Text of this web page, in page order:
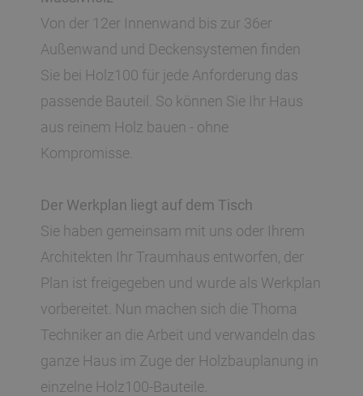
Von der 12er Innenwand bis zur 36er
Außenwand und Deckensystemen finden
Sie bei Holz100 für jede Anforderung das
passende Bauteil. So können Sie Ihr Haus
aus reinem Holz bauen - ohne
Kompromisse.
Der Werkplan liegt auf dem Tisch
Sie haben gemeinsam mit uns oder Ihrem
Architekten Ihr Traumhaus entworfen, der
Plan ist freigegeben und wurde als Werkplan
vorbereitet. Nun machen sich die Thoma
Techniker an die Arbeit und verwandeln das
ganze Haus im Zuge der Holzbauplanung in
einzelne Holz100-Bauteile.